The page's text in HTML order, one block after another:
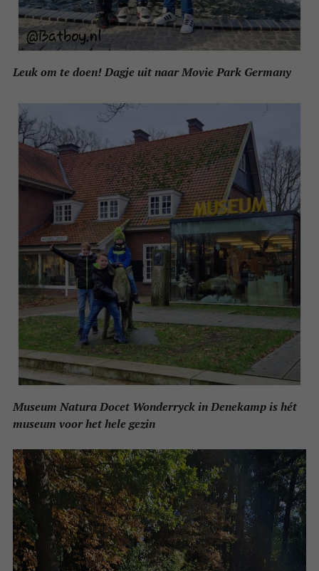
Leuk om te doen! Dagje uit naar Movie Park Germany
Museum Natura Docet Wonderryck in Denekamp is hét
museum voor het hele gezin